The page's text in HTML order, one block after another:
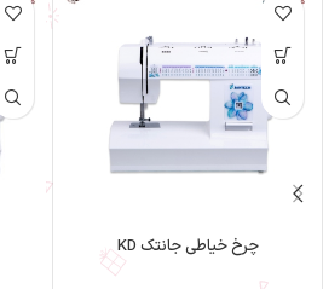
چرخ خیاطی جانتک KD